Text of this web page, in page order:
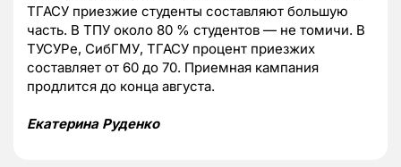
ТГАСУ приезжие студенты составляют большую
часть. В ТПУ около 80 % студентов — не томичи. В
ТУСУРе, СибГМУ, ТГАСУ процент приезжих
составляет от 60 до 70. Приемная кампания
продлится до конца августа.
Екатерина Руденко